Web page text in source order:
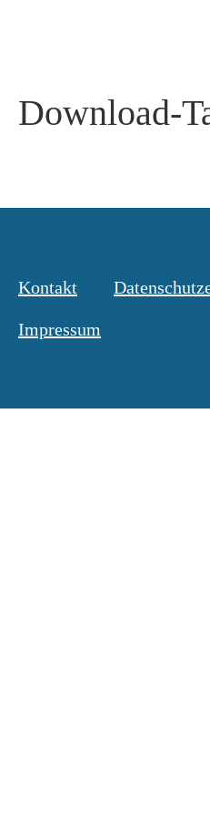
Download-
Kontakt
Impressum